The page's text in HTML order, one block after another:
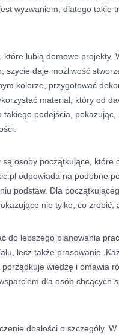
wyzwaniem, dlatego takie
które lubią domowe projekty.
szycie daje możliwość
kolorze, przygotować
materiał, który od
takiego podejścia,
osoby początkujące, które
odpowiada na podobne
podstaw. Dla
nie tylko, co zrobić,
do lepszego planowania
lecz także prasowanie.
wiedzę i omawia
dla osób chcących
dbałości o szczegóły.